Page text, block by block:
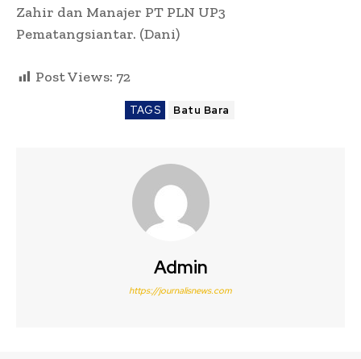
Zahir dan Manajer PT PLN UP3
Pematangsiantar. (Dani)
Post Views: 72
TAGS Batu Bara
Admin
https://journalisnews.com